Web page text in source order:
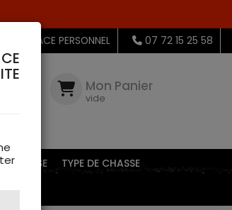
MON ESPACE PERSONNEL 07 72 15 25 58
Mon Panier
vide
CHASSE
TYPE DE CHASSE